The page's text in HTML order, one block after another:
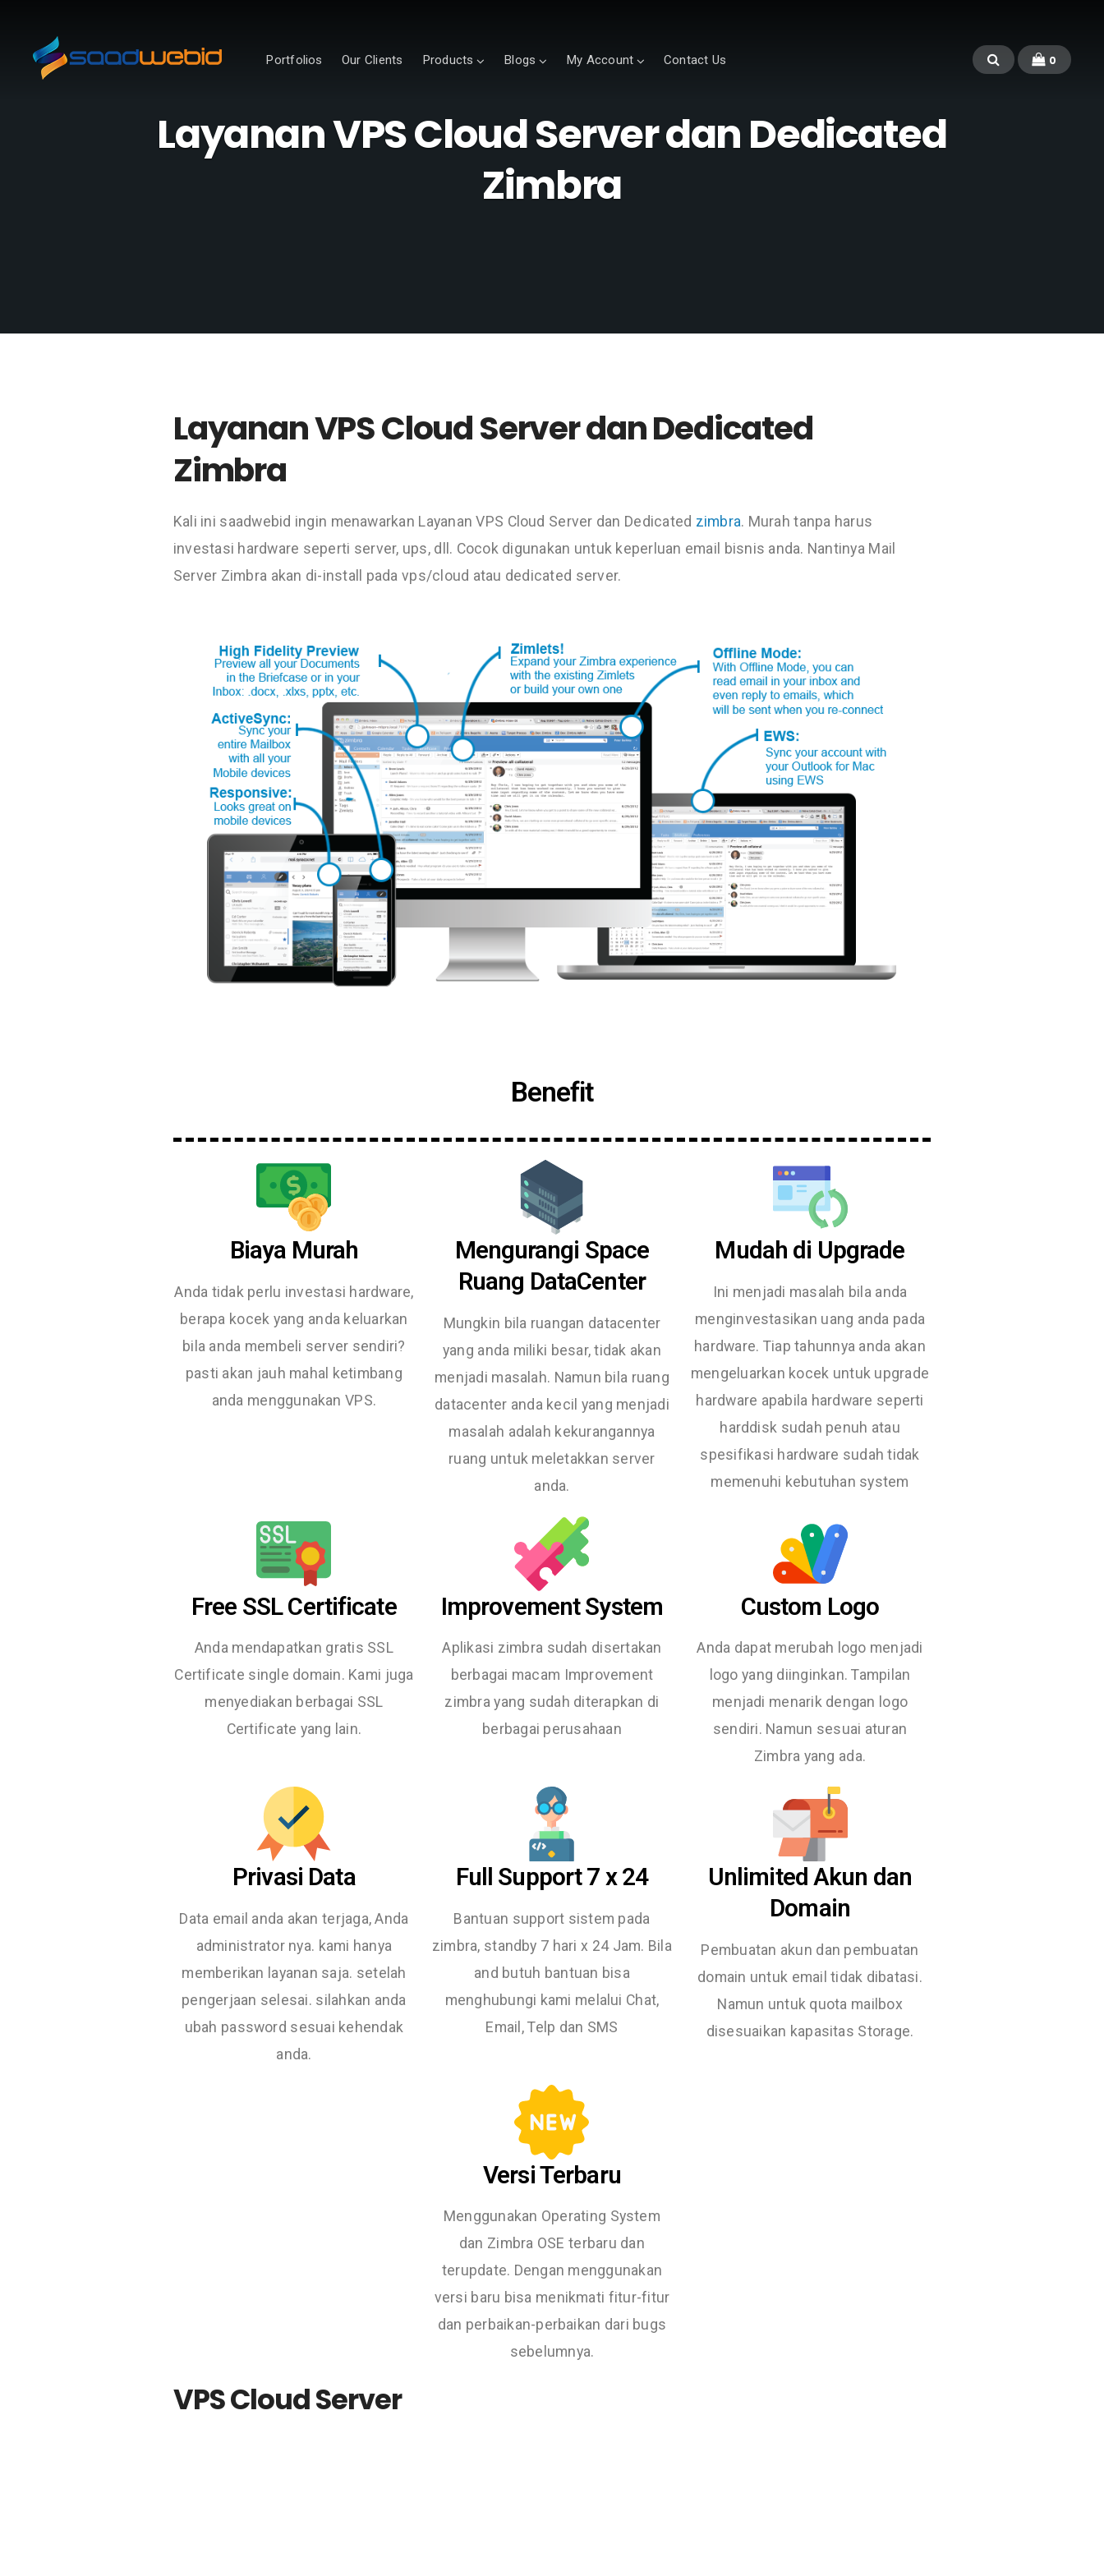
Portfolios Our Clients Products Blogs My Account Contact Us 0
Layanan VPS Cloud Server dan Dedicated
Zimbra
Layanan VPS Cloud Server dan Dedicated
Zimbra
Kali ini saadwebid ingin menawarkan Layanan VPS Cloud Server dan Dedicated zimbra. Murah tanpa harus
investasi hardware seperti server, ups, dll. Cocok digunakan untuk keperluan email bisnis anda. Nantinya Mail
Server Zimbra akan di-install pada vps/cloud atau dedicated server.
Benefit
Biaya Murah
Anda tidak perlu investasi hardware,
berapa kocek yang anda keluarkan
bila anda membeli server sendiri?
pasti akan jauh mahal ketimbang
anda menggunakan VPS.
Mengurangi Space
Ruang DataCenter
Mungkin bila ruangan datacenter
yang anda miliki besar, tidak akan
menjadi masalah. Namun bila ruang
datacenter anda kecil yang menjadi
masalah adalah kekurangannya
ruang untuk meletakkan server
anda.
Mudah di Upgrade
Ini menjadi masalah bila anda
menginvestasikan uang anda pada
hardware. Tiap tahunnya anda akan
mengeluarkan kocek untuk upgrade
hardware apabila hardware seperti
harddisk sudah penuh atau
spesifikasi hardware sudah tidak
memenuhi kebutuhan system
Free SSL Certificate
Anda mendapatkan gratis SSL
Certificate single domain. Kami juga
menyediakan berbagai SSL
Certificate yang lain.
Improvement System
Aplikasi zimbra sudah disertakan
berbagai macam Improvement
zimbra yang sudah diterapkan di
berbagai perusahaan
Custom Logo
Anda dapat merubah logo menjadi
logo yang diinginkan. Tampilan
menjadi menarik dengan logo
sendiri. Namun sesuai aturan
Zimbra yang ada.
Privasi Data
Data email anda akan terjaga, Anda
administrator nya. kami hanya
memberikan layanan saja. setelah
pengerjaan selesai. silahkan anda
ubah password sesuai kehendak
anda.
Full Support 7 x 24
Bantuan support sistem pada
zimbra, standby 7 hari x 24 Jam. Bila
and butuh bantuan bisa
menghubungi kami melalui Chat,
Email, Telp dan SMS
Unlimited Akun dan
Domain
Pembuatan akun dan pembuatan
domain untuk email tidak dibatasi.
Namun untuk quota mailbox
disesuaikan kapasitas Storage.
Versi Terbaru
Menggunakan Operating System
dan Zimbra OSE terbaru dan
terupdate. Dengan menggunakan
versi baru bisa menikmati fitur-fitur
dan perbaikan-perbaikan dari bugs
sebelumnya.
VPS Cloud Server